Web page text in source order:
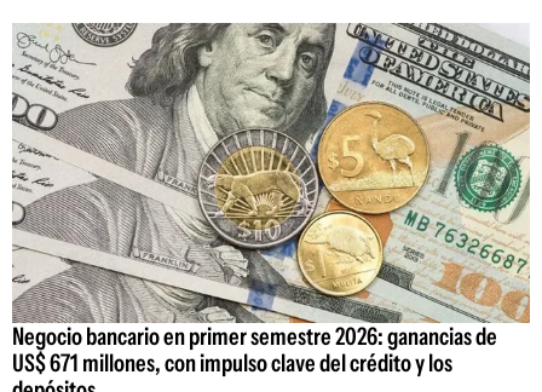
Negocio bancario en primer semestre 2026: ganancias de
US$ 671 millones, con impulso clave del crédito y los